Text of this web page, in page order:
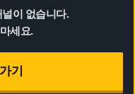
이 없습니다.
세요.
기